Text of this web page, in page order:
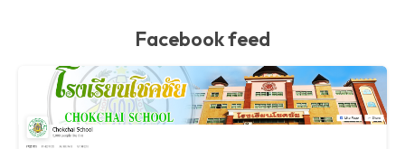
Facebook feed